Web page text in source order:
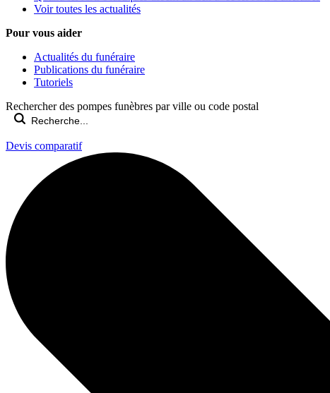
Voir toutes les actualités
Pour vous aider
Actualités du funéraire
Publications du funéraire
Tutoriels
Rechercher des pompes funèbres par ville ou code postal
Devis comparatif